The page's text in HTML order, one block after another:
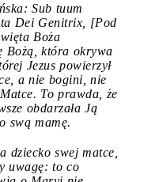
Sub tuum
Dei Genitrix, [Pod
Boża
Bożą, która okrywa
Jezus powierzył
a nie bogini, nie
To prawda, że
obdarzała Ją
swą mamę.
dziecko swej matce,
uwagę: to co